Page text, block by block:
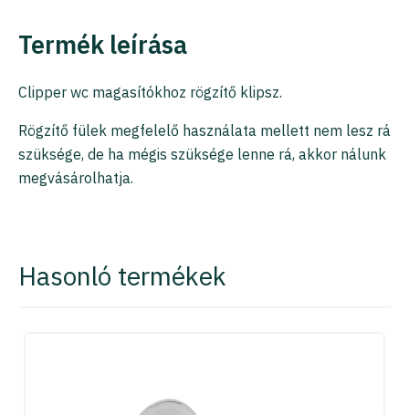
Termék leírása
Clipper wc magasítókhoz rögzítő klipsz.
Rögzítő fülek megfelelő használata mellett nem lesz rá
szüksége, de ha mégis szüksége lenne rá, akkor nálunk
megvásárolhatja.
Hasonló termékek